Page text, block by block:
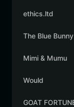
ethics.ltd
The Blue Bunny
Mimi & Mumu
Would
GOAT